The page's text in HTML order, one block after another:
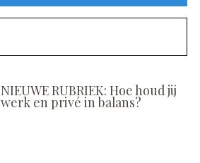
NIEUWE RUBRIEK: Hoe houd jij
werk en privé in balans?